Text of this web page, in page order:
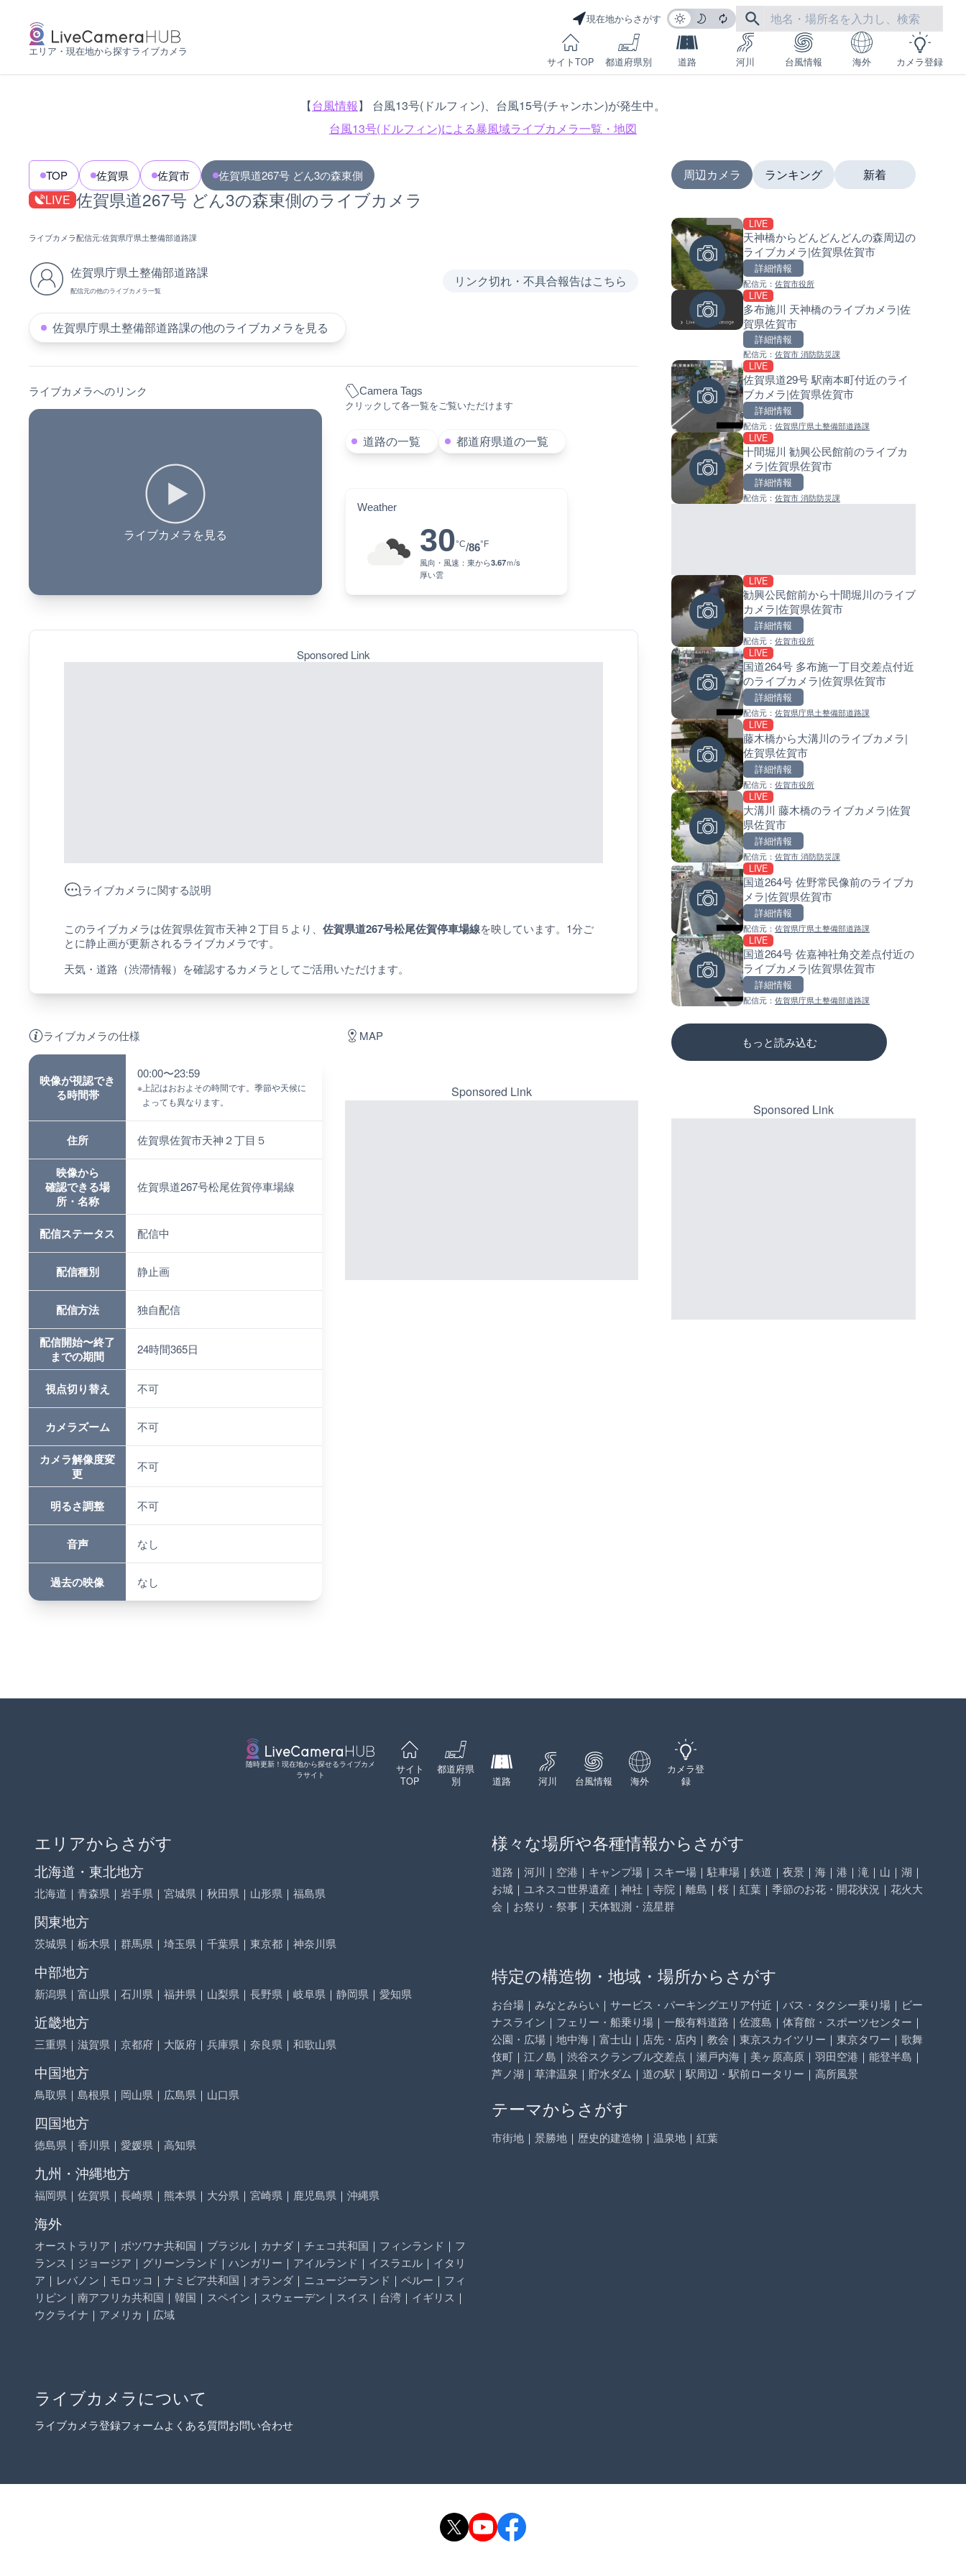
エリア・現在地から探すライブカメラ
現在地からさがす
サイトTOP 都道府県別 道路 河川 台風情報 海外 カメラ登録
【台風情報】 台風13号(ドルフィン)、台風15号(チャンホン)が発生中。
台風13号(ドルフィン)による暴風域ライブカメラ一覧・地図
TOP 佐賀県 佐賀市 佐賀県道267号 どん3の森東側
LIVE 佐賀県道267号 どん3の森東側のライブカメラ
ライブカメラ配信元:佐賀県庁県土整備部道路課
佐賀県庁県土整備部道路課
配信元の他のライブカメラ一覧
リンク切れ・不具合報告はこちら
佐賀県庁県土整備部道路課の他のライブカメラを見る
ライブカメラへのリンク
ライブカメラを見る
Camera Tags
クリックして各一覧をご覧いただけます
道路の一覧 都道府県道の一覧
Weather
30°C/86°F
風向・風速： 東から3.67ｍ/s
厚い雲
Sponsored Link
ライブカメラに関する説明
このライブカメラは佐賀県佐賀市天神２丁目５より、 佐賀県道267号松尾佐賀停車場線を映しています。1分ご
とに静止画が更新されるライブカメラです。
天気・道路（渋滞情報）を確認するカメラとしてご活用いただけます。
ライブカメラの仕様
映像が視認でき
る時間帯
00:00〜23:59
※ 上記はおおよその時間です。季節や天候に
よっても異なります。
住所 佐賀県佐賀市天神２丁目５
映像から
確認できる場
所・名称
佐賀県道267号松尾佐賀停車場線
配信ステータス 配信中
配信種別 静止画
配信方法 独自配信
配信開始〜終了
までの期間
24時間365日
視点切り替え 不可
カメラズーム 不可
カメラ解像度変
更
不可
明るさ調整 不可
音声 なし
過去の映像 なし
MAP
Sponsored Link
周辺カメラ
LIVE
天神橋からどんどんどんの森周辺の
ライブカメラ|佐賀県佐賀市
詳細情報
配信元： 佐賀市役所
LIVE
多布施川 天神橋のライブカメラ|佐
賀県佐賀市
詳細情報
配信元： 佐賀市 消防防災課
LIVE
佐賀県道29号 駅南本町付近のライ
ブカメラ|佐賀県佐賀市
詳細情報
配信元： 佐賀県庁県土整備部道路課
LIVE
十間堀川 勧興公民館前のライブカ
メラ|佐賀県佐賀市
詳細情報
配信元： 佐賀市 消防防災課
LIVE
勧興公民館前から十間堀川のライブ
カメラ|佐賀県佐賀市
詳細情報
配信元： 佐賀市役所
LIVE
国道264号 多布施一丁目交差点付近
のライブカメラ|佐賀県佐賀市
詳細情報
配信元： 佐賀県庁県土整備部道路課
LIVE
藤木橋から大溝川のライブカメラ|
佐賀県佐賀市
詳細情報
配信元： 佐賀市役所
LIVE
大溝川 藤木橋のライブカメラ|佐賀
県佐賀市
詳細情報
配信元： 佐賀市 消防防災課
LIVE
国道264号 佐野常民像前のライブカ
メラ|佐賀県佐賀市
詳細情報
配信元： 佐賀県庁県土整備部道路課
LIVE
国道264号 佐嘉神社角交差点付近の
ライブカメラ|佐賀県佐賀市
詳細情報
配信元： 佐賀県庁県土整備部道路課
もっと読み込む
ランキング
日本全国・緊急地震速報のラ
カメラ
羽田空港第2旅客ターミナルか
配信元：
Impaxビル付近から歌舞伎町
のライブカメラ|東京都新宿区
配信元：歌舞伎町ゴジラ前ライブ
ぎふ長良川花火大会のライブ
ラ|岐阜県岐阜市
配信元：
国道406号 菅平のライブカメ
野県上田市
熊谷花火大会のライブカメラ|
県熊谷市
配信元：J:COMチャンネル・J:COMテレ
ごろごろ茶屋のライブカメラ|
淡路島モンキーセンターのラ
配信元：
錦川 錦帯橋(錦帯橋のう飼乗
ライブカメラ|山口県岩国市
配信元：アイ・キャン制作G
長良川 金華橋北交差点のライ
メラ|岐阜県岐阜市
配信元：シーシーエヌ
新着
南出川水門付近のライブカメ
歌山県日高町
比井川水門付近から比井崎海
配信元：
小浦川水門付近から小浦海水
ライブカメラ|和歌山県日高町
配信元：日高町役場
産湯川水門付近のライブカメ
歌山県日高町
配信元：
導目木川 花立砂防堰堤下流の
ブカメラ|福岡県朝倉市
常呂川 鹿ノ子ダムのライブカ
北海道置戸町
配信元：国土交通省 北海道開発局
天塩川 岩尾内ダムのライブカ
東京都品川区南大井のライブ
配信元：
道の駅さがのせきのライブカ
大分県大分市
配信元：道の駅さがのせきPPカム
松江自動車道 三次東JCT・イ
ーチェンジのライブカメラ|広
配信元：国土交通省 三次河川国道事務所
Sponsored Link
随時更新！現在地から探せるライブカメ
ラサイト
サイト
TOP
都道府県
別
道路 河川 台風情報 海外
カメラ登
録
エリアからさがす
北海道・東北地方
北海道 ｜ 青森県 ｜ 岩手県 ｜ 宮城県 ｜ 秋田県 ｜ 山形県 ｜ 福島県
関東地方
茨城県 ｜ 栃木県 ｜ 群馬県 ｜ 埼玉県 ｜ 千葉県 ｜ 東京都 ｜ 神奈川県
中部地方
新潟県 ｜ 富山県 ｜ 石川県 ｜ 福井県 ｜ 山梨県 ｜ 長野県 ｜ 岐阜県 ｜ 静岡県 ｜ 愛知県
近畿地方
三重県 ｜ 滋賀県 ｜ 京都府 ｜ 大阪府 ｜ 兵庫県 ｜ 奈良県 ｜ 和歌山県
中国地方
鳥取県 ｜ 島根県 ｜ 岡山県 ｜ 広島県 ｜ 山口県
四国地方
徳島県 ｜ 香川県 ｜ 愛媛県 ｜ 高知県
九州・沖縄地方
福岡県 ｜ 佐賀県 ｜ 長崎県 ｜ 熊本県 ｜ 大分県 ｜ 宮崎県 ｜ 鹿児島県 ｜ 沖縄県
海外
オーストラリア ｜ ボツワナ共和国 ｜ ブラジル ｜ カナダ ｜ チェコ共和国 ｜ フィンランド ｜ フ
ランス ｜ ジョージア ｜ グリーンランド ｜ ハンガリー ｜ アイルランド ｜ イスラエル ｜ イタリ
ア ｜ レバノン ｜ モロッコ ｜ ナミビア共和国 ｜ オランダ ｜ ニュージーランド ｜ ペルー ｜ フィ
リピン ｜ 南アフリカ共和国 ｜ 韓国 ｜ スペイン ｜ スウェーデン ｜ スイス ｜ 台湾 ｜ イギリス ｜
ウクライナ ｜ アメリカ ｜ 広域
様々な場所や各種情報からさがす
道路 ｜ 河川 ｜ 空港 ｜ キャンプ場 ｜ スキー場 ｜ 駐車場 ｜ 鉄道 ｜ 夜景 ｜ 海 ｜ 港 ｜ 滝 ｜ 山 ｜ 湖 ｜
お城 ｜ ユネスコ世界遺産 ｜ 神社 ｜ 寺院 ｜ 離島 ｜ 桜 ｜ 紅葉 ｜ 季節のお花・開花状況 ｜ 花火大
会 ｜ お祭り・祭事 ｜ 天体観測・流星群
特定の構造物・地域・場所からさがす
お台場 ｜ みなとみらい ｜ サービス・パーキングエリア付近 ｜ バス・タクシー乗り場 ｜ ビー
ナスライン ｜ フェリー・船乗り場 ｜ 一般有料道路 ｜ 佐渡島 ｜ 体育館・スポーツセンター ｜
公園・広場 ｜ 地中海 ｜ 富士山 ｜ 店先・店内 ｜ 教会 ｜ 東京スカイツリー ｜ 東京タワー ｜ 歌舞
伎町 ｜ 江ノ島 ｜ 渋谷スクランブル交差点 ｜ 瀬戸内海 ｜ 美ヶ原高原 ｜ 羽田空港 ｜ 能登半島 ｜
芦ノ湖 ｜ 草津温泉 ｜ 貯水ダム ｜ 道の駅 ｜ 駅周辺・駅前ロータリー ｜ 高所風景
テーマからさがす
市街地 ｜ 景勝地 ｜ 歴史的建造物 ｜ 温泉地 ｜ 紅葉
ライブカメラについて
ライブカメラ登録フォームよくある質問お問い合わせ